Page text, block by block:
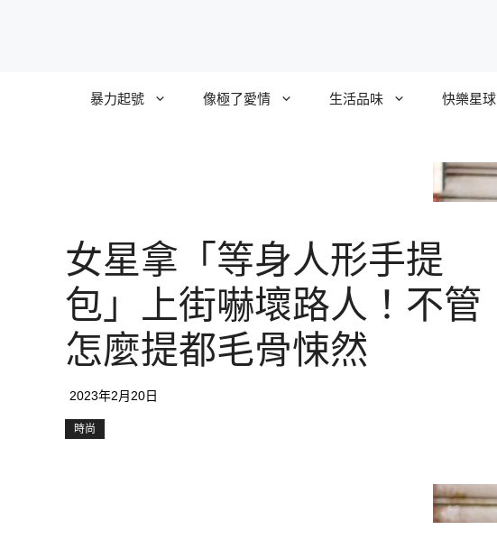
暴力起號 像極了愛情 生活品味 快樂星球
女星拿「等身人形手提
包」上街嚇壞路人！不管
怎麼提都毛骨悚然
2023年2月20日
時尚